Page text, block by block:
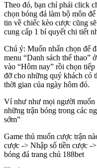
Theo đó, bạn chỉ phải click
chọn bóng đá làm bộ môn
tin về chiếc kèo cược cũng
cung cấp 1 bí quyết chi tiết
Chú ý: Muốn nhấn chọn để
menu “Danh sách thể thao”
vào “Hôm nay” rồi chọn
đỡ cho những quý khách có
thời gian của ngày hôm đó.
Ví như như mọi người muốn
những trận bóng trong các
sớm”
Game thủ muốn cược trận
cược -> Nhập số tiền cược -
bóng đá trang chủ 188bet